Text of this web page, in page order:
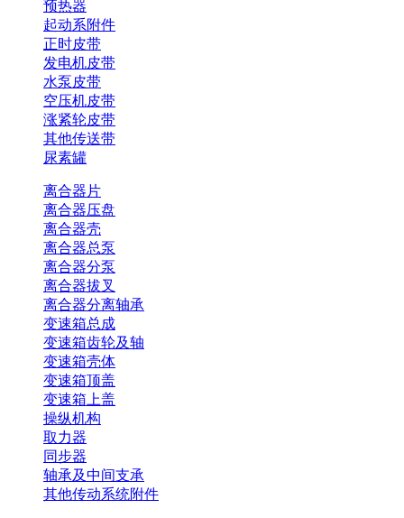
预热器
起动系附件
正时皮带
发电机皮带
水泵皮带
空压机皮带
涨紧轮皮带
其他传送带
尿素罐
离合器片
离合器压盘
离合器壳
离合器总泵
离合器分泵
离合器拔叉
离合器分离轴承
变速箱总成
变速箱齿轮及轴
变速箱壳体
变速箱顶盖
变速箱上盖
操纵机构
取力器
同步器
轴承及中间支承
其他传动系统附件